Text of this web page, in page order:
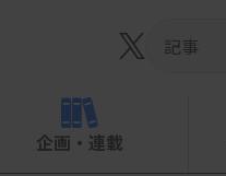
企画・連載